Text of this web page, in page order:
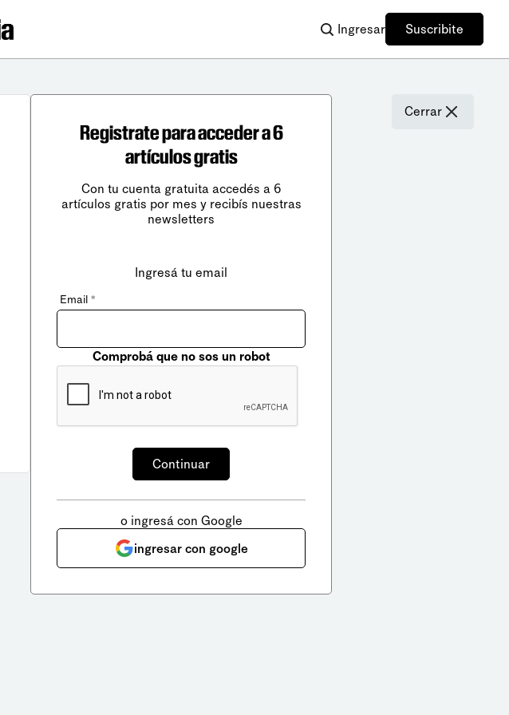
Ingresar Suscribite
Cerrar
Registrate para acceder a 6
artículos gratis
Con tu cuenta gratuita accedés a 6
artículos gratis por mes y recibís nuestras
newsletters
Ingresá tu email
Email *
Comprobá que no sos un robot
o ingresá con Google
ingresar con google